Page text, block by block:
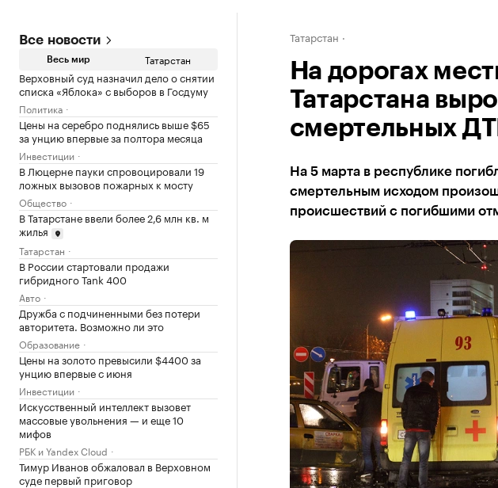
Все новости
Весь мир Татарстан
Верховный суд назначил дело о снятии
списка «Яблока» с выборов в Госдуму
Политика
Цены на серебро поднялись выше $65
за унцию впервые за полтора месяца
Инвестиции
В Люцерне пауки спровоцировали 19
ложных вызовов пожарных к мосту
Общество
В Татарстане ввели более 2,6 млн кв. м
жилья
Татарстан
В России стартовали продажи
гибридного Tank 400
Авто
Дружба с подчиненными без потери
авторитета. Возможно ли это
Образование
Цены на золото превысили $4400 за
унцию впервые с июня
Инвестиции
Искусственный интеллект вызовет
массовые увольнения — и еще 10
мифов
РБК и Yandex Cloud
Тимур Иванов обжаловал в Верховном
суде первый приговор
Татарстан
На дорогах
Татарстана
смертельных
На 5 марта в республике
смертельным исходом
происшествий с погибшими